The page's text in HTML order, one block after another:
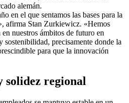
alemán.
en el que sentamos las bases para la
afirma Stan Zurkiewicz. «Hemos
nuestros ámbitos de futuro en
precisamente donde la
para que la innovación
solidez regional